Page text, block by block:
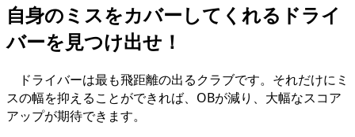
自身のミスをカバーしてくれるドライ
バーを見つけ出せ！
ドライバーは最も飛距離の出るクラブです。それだけにミ
スの幅を抑えることができれば、OBが減り、大幅なスコア
アップが期待できます。